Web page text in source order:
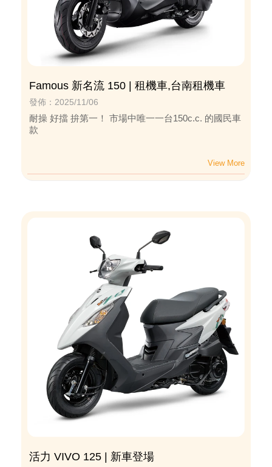
Famous 新名流 150 | 租機車,台南租機車
發佈：2025/11/06
耐操 好擋 拚第一！ 市場中唯一一台150c.c. 的國民車
款
活力 VIVO 125 | 新車登場